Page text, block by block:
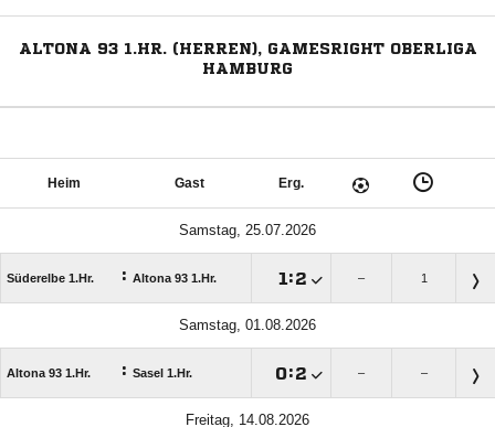
ALTONA 93 1.HR. (HERREN), GAMESRIGHT OBERLIGA
HAMBURG
Heim Gast Erg.
Samstag, 25.07.2026
Süderelbe 1.Hr. : Altona 93 1.Hr.  : – 1
Samstag, 01.08.2026
Altona 93 1.Hr. : Sasel 1.Hr. : – –
Freitag, 14.08.2026